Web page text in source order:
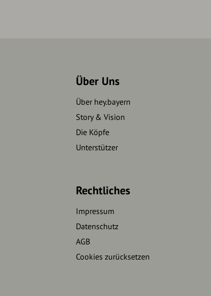
Über Uns
Über hey.bayern
Story & Vision
Die Köpfe
Unterstützer
Rechtliches
Impressum
Datenschutz
AGB
Cookies zurücksetzen